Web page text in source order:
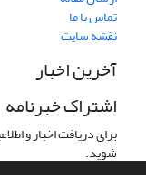
تماس با ما
نقشه سایت
آخرین اخبار
اشتراک خبرنامه
برای دریافت اخبار و
شوید.